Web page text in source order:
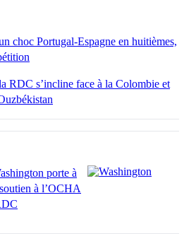
choc Portugal-Espagne en huitièmes,
RDC s’incline face à la Colombie et
porte à
à l’OCHA